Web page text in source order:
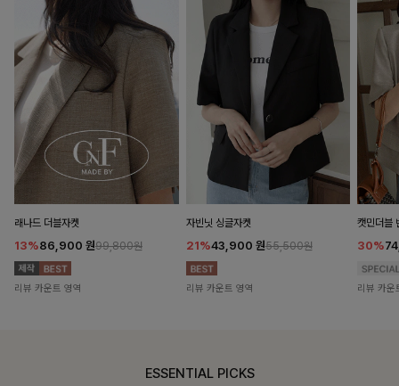
래나드 더블자켓
13%86,900 원99,800원
리뷰 카운트 영역
자빈닛 싱글자켓
21%43,900 원55,500원
리뷰 카운트 영역
캣민더블
30%
리뷰 카운
ESSENTIAL PICKS